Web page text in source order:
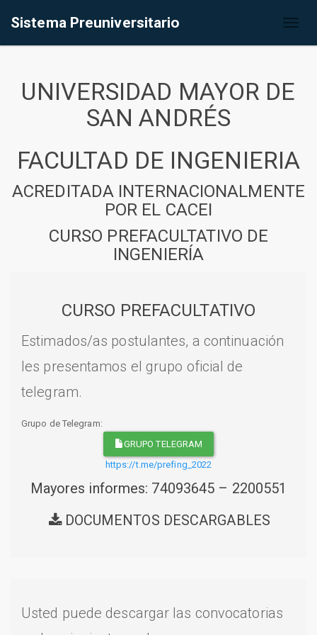
Sistema Preuniversitario
UNIVERSIDAD MAYOR DE
SAN ANDRÉS
FACULTAD DE INGENIERIA
ACREDITADA INTERNACIONALMENTE
POR EL CACEI
CURSO PREFACULTATIVO DE
INGENIERÍA
CURSO PREFACULTATIVO
Estimados/as postulantes, a continuación
les presentamos el grupo oficial de
telegram.
Grupo de Telegram:
GRUPO TELEGRAM
https://t.me/prefing_2022
Mayores informes: 74093645 – 2200551
DOCUMENTOS DESCARGABLES
Usted puede descargar las convocatorias